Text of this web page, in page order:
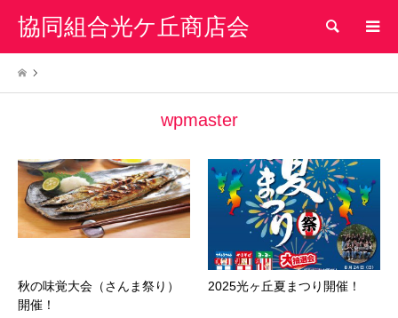
協同組合光ケ丘商店会 検索
wpmaster
秋の味覚大会（さんま祭り）
開催！
2025光ヶ丘夏まつり開催！